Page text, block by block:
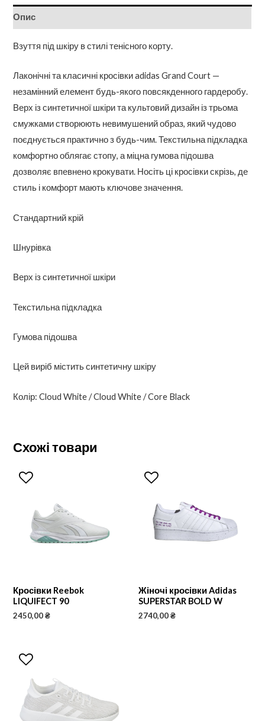
Опис
Взуття під шкіру в стилі тенісного корту.
Лаконічні та класичні кросівки adidas Grand Court —
незамінний елемент будь-якого повсякденного гардеробу.
Верх із синтетичної шкіри та культовий дизайн із трьома
смужками створюють невимушений образ, який чудово
поєднується практично з будь-чим. Текстильна підкладка
комфортно облягає стопу, а міцна гумова підошва
дозволяє впевнено крокувати. Носіть ці кросівки скрізь, де
стиль і комфорт мають ключове значення.
Стандартний крій
Шнурівка
Верх із синтетичної шкіри
Текстильна підкладка
Гумова підошва
Цей виріб містить синтетичну шкіру
Колір: Cloud White / Cloud White / Core Black
Схожі товари
Кросівки Reebok
LIQUIFECT 90
2450,00₴
Жіночі кросівки Adidas
SUPERSTAR BOLD W
2740,00₴